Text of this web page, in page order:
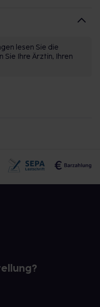
lesen Sie die
Sie Ihre Ärztin, Ihren